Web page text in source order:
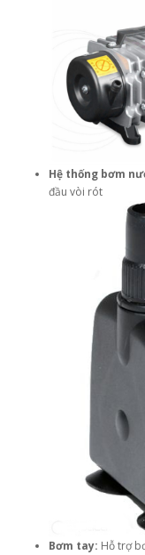
Hệ thống bơm
đầu vòi rót
Bơm tay: Hỗ trợ